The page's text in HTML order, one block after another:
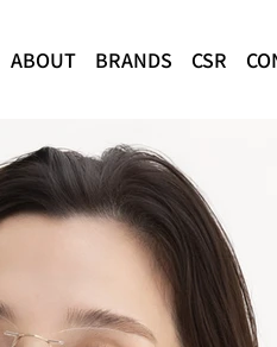
ABOUT BRANDS CSR